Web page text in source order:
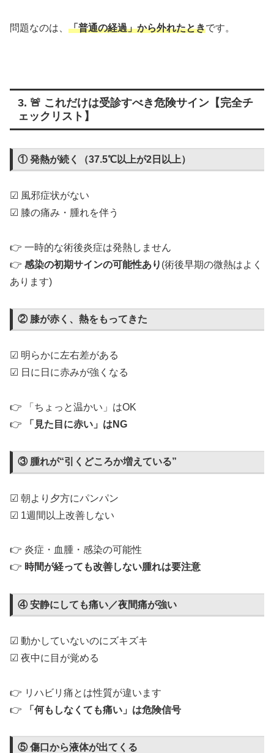
問題なのは、 「普通の経過」から外れたときです。
3. 🚨 これだけは受診すべき危険サイン【完全チ
ェックリスト】
① 発熱が続く（37.5℃以上が2日以上）
☑ 風邪症状がない
☑ 膝の痛み・腫れを伴う
👉 一時的な術後炎症は発熱しません
👉 感染の初期サインの可能性あり (術後早期の微熱はよく
あります)
② 膝が赤く、熱をもってきた
☑ 明らかに左右差がある
☑ 日に日に赤みが強くなる
👉 「ちょっと温かい」はOK
👉
「見た目に赤い」はNG
③ 腫れが“引くどころか増えている”
☑ 朝より夕方にパンパン
☑ 1週間以上改善しない
👉 炎症・血腫・感染の可能性
👉 時間が経っても改善しない腫れは要注意
④ 安静にしても痛い／夜間痛が強い
☑ 動かしていないのにズキズキ
☑ 夜中に目が覚める
👉 リハビリ痛とは性質が違います
👉
「何もしなくても痛い」は危険信号
⑤ 傷口から液体が出てくる